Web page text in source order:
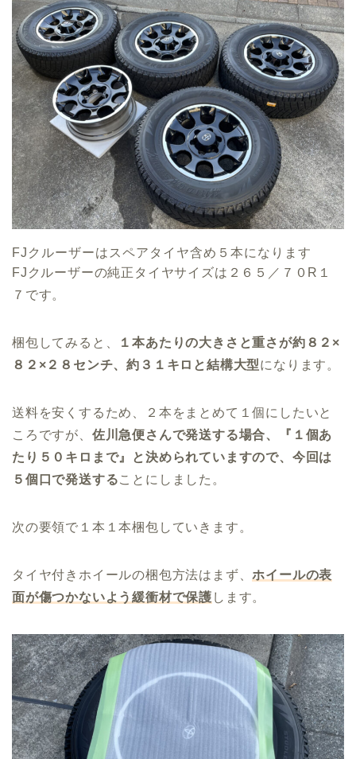
FJクルーザーはスペアタイヤ含め５本になります
FJクルーザーの純正タイヤサイズは２６５／７０R１
７です。
梱包してみると、
１本あたりの大きさと重さが約８２×
８２×２８センチ、約３１キロと結構大型になります。
送料を安くするため、２本をまとめて１個にしたいと
ころですが、 佐川急便さんで発送する場合、『１個あ
たり５０キロまで』と決められていますので、今回は
５個口で発送することにしました。
次の要領で１本１本梱包していきます。
タイヤ付きホイールの梱包方法はまず、ホイールの表
面が傷つかないよう緩衝材で保護 します。